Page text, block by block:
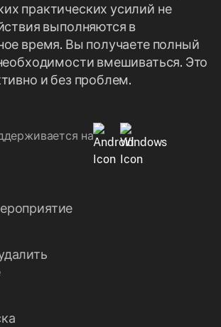
практических усилий не
выполняются в
время. Вы получаете полный
вмешиваться. Это
и без проблем.
на